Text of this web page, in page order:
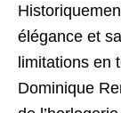
élégance et
limitations en
Dominique